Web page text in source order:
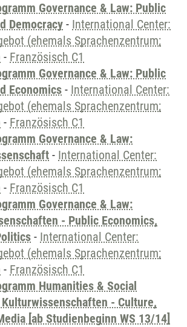
Governance & Law: Public
Democracy - International Center:
(ehemals Sprachenzentrum;
- Französisch C1
Governance & Law: Public
Economics - International Center:
(ehemals Sprachenzentrum;
- Französisch C1
Governance & Law:
- International Center:
(ehemals Sprachenzentrum;
- Französisch C1
Governance & Law:
- Public Economics,
- International Center:
(ehemals Sprachenzentrum;
- Französisch C1
Humanities & Social
- Culture,
[ab Studienbeginn WS 13/14]